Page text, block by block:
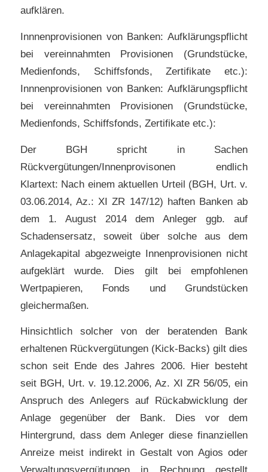
aufklären.
Innnenprovisionen von Banken: Aufklärungspflicht
bei vereinnahmten Provisionen (Grundstücke,
Medienfonds, Schiffsfonds, Zertifikate etc.):
Innnenprovisionen von Banken: Aufklärungspflicht
bei vereinnahmten Provisionen (Grundstücke,
Medienfonds, Schiffsfonds, Zertifikate etc.):
Der BGH spricht in Sachen
Rückvergütungen/Innenprovisonen endlich
Klartext: Nach einem aktuellen Urteil (BGH, Urt. v.
03.06.2014, Az.: XI ZR 147/12) haften Banken ab
dem 1. August 2014 dem Anleger ggb. auf
Schadensersatz, soweit über solche aus dem
Anlagekapital abgezweigte Innenprovisionen nicht
aufgeklärt wurde. Dies gilt bei empfohlenen
Wertpapieren, Fonds und Grundstücken
gleichermaßen.
Hinsichtlich solcher von der beratenden Bank
erhaltenen Rückvergütungen (Kick-Backs) gilt dies
schon seit Ende des Jahres 2006. Hier besteht
seit BGH, Urt. v. 19.12.2006, Az. XI ZR 56/05, ein
Anspruch des Anlegers auf Rückabwicklung der
Anlage gegenüber der Bank. Dies vor dem
Hintergrund, dass dem Anleger diese finanziellen
Anreize meist indirekt in Gestalt von Agios oder